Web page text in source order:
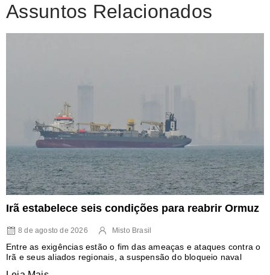
Assuntos Relacionados
Irã estabelece seis condições para reabrir Ormuz
8 de agosto de 2026 Misto Brasil
Entre as exigências estão o fim das ameaças e ataques contra o
Irã e seus aliados regionais, a suspensão do bloqueio naval